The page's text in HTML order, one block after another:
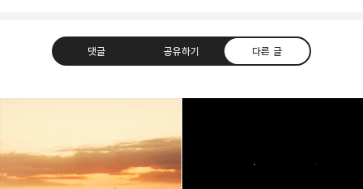
댓글 공유하기 다른 글
thebravepost.com
bravesjb@gmail.com, South Korea, Since 2004
구독하기 카카오톡